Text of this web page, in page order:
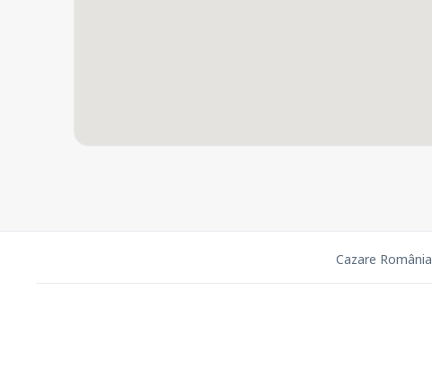
Cazare România